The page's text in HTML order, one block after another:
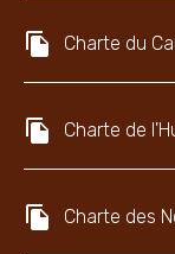
Charte du
Charte de
Charte des